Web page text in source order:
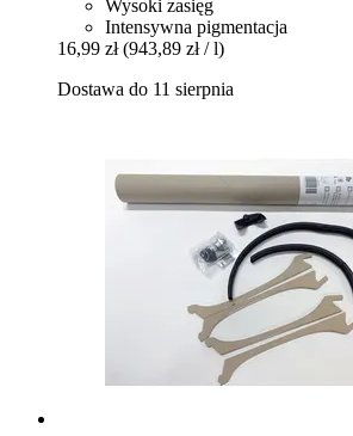
Wysoki zasięg
Intensywna pigmentacja
16,99 zł (943,89 zł / l)
Dostawa do 11 sierpnia